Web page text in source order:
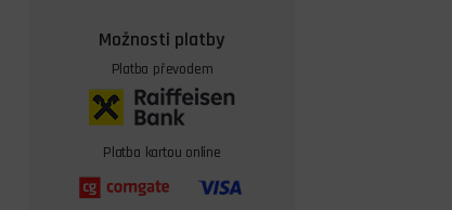
Možnosti platby
Platba převodem
Platba kartou online